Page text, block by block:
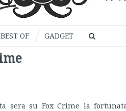
BEST OF GADGET
sera su Fox Crime la